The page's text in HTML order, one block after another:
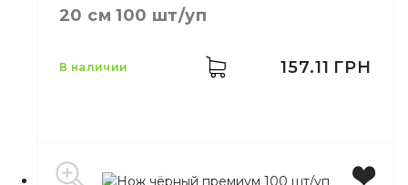
Количество в упаковке
Материал
Пластик
20 см 100 шт/уп
в наличии 157.11 ГРН